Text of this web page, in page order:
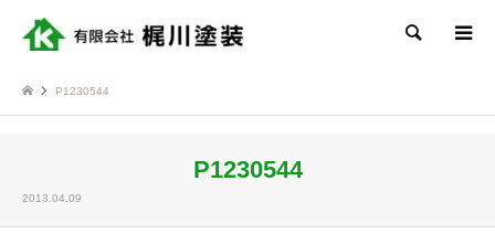
検索
P1230544
P1230544
2013.04.09